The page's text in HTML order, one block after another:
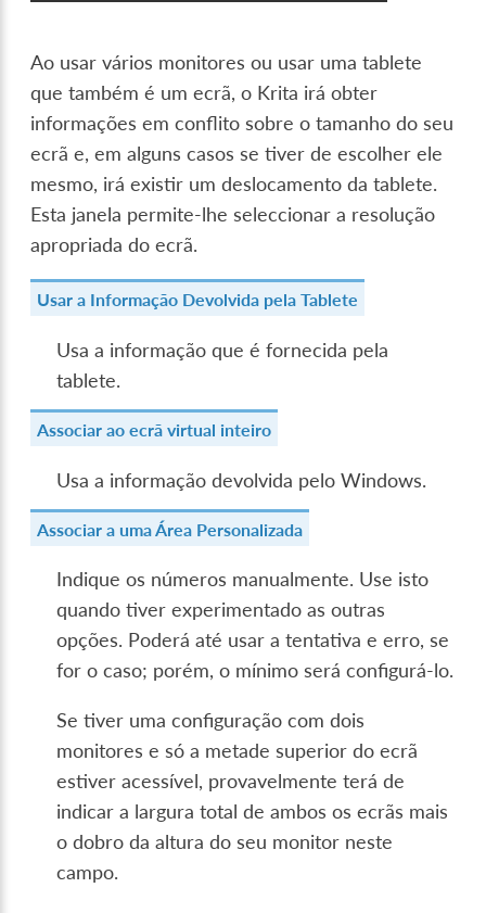
Ao usar vários monitores ou usar uma tablete
que também é um ecrã, o Krita irá obter
informações em conflito sobre o tamanho do seu
ecrã e, em alguns casos se tiver de escolher ele
mesmo, irá existir um deslocamento da tablete.
Esta janela permite-lhe seleccionar a resolução
apropriada do ecrã.
Usar a Informação Devolvida pela Tablete
Usa a informação que é fornecida pela
tablete.
Associar ao ecrã virtual inteiro
Usa a informação devolvida pelo Windows.
Associar a uma Área Personalizada
Indique os números manualmente. Use isto
quando tiver experimentado as outras
opções. Poderá até usar a tentativa e erro, se
for o caso; porém, o mínimo será configurá-lo.
Se tiver uma configuração com dois
monitores e só a metade superior do ecrã
estiver acessível, provavelmente terá de
indicar a largura total de ambos os ecrãs mais
o dobro da altura do seu monitor neste
campo.